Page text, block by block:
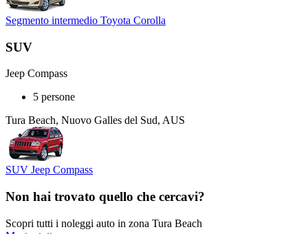
Segmento intermedio Toyota Corolla
SUV
Jeep Compass
5 persone
Tura Beach, Nuovo Galles del Sud, AUS
SUV Jeep Compass
Non hai trovato quello che cercavi?
Scopri tutti i noleggi auto in zona Tura Beach